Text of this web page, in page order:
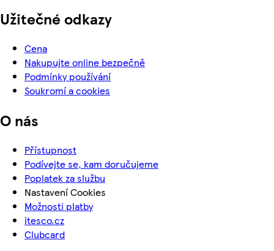
Užitečné odkazy
Cena
Nakupujte online bezpečně
Podmínky používání
Soukromí a cookies
O nás
Přístupnost
Podívejte se, kam doručujeme
Poplatek za službu
Nastavení Cookies
Možnosti platby
itesco.cz
Clubcard